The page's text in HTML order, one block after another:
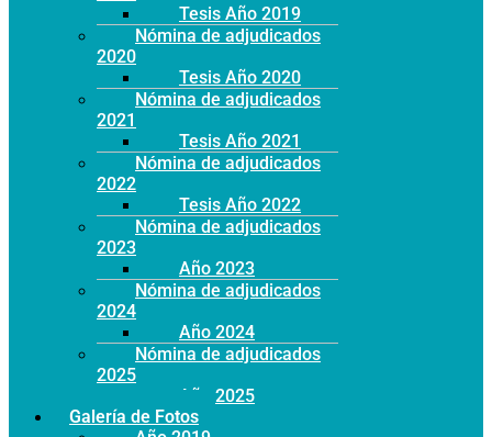
Tesis Año 2019
Nómina de adjudicados
2020
Tesis Año 2020
Nómina de adjudicados
2021
Tesis Año 2021
Nómina de adjudicados
2022
Tesis Año 2022
Nómina de adjudicados
2023
Año 2023
Nómina de adjudicados
2024
Año 2024
Nómina de adjudicados
2025
Año 2025
Galería de Fotos